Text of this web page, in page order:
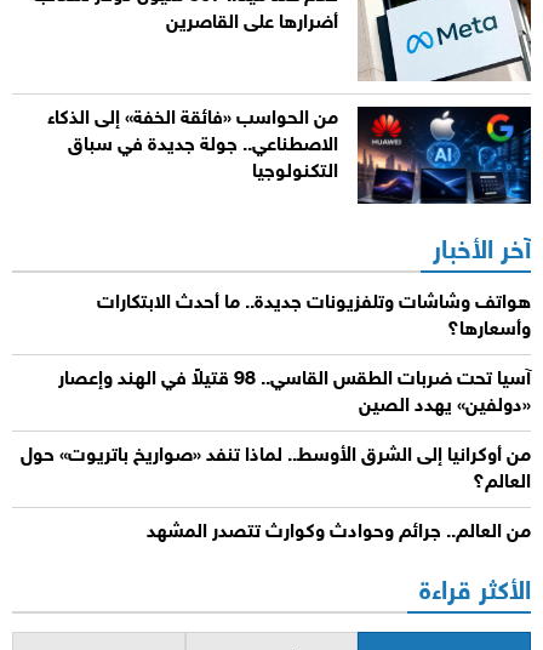
أضرارها على القاصرين
من الحواسب «فائقة الخفة» إلى الذكاء
الاصطناعي.. جولة جديدة في سباق
التكنولوجيا
آخر الأخبار
هواتف وشاشات وتلفزيونات جديدة.. ما أحدث الابتكارات
وأسعارها؟
آسيا تحت ضربات الطقس القاسي.. 98 قتيلاً في الهند وإعصار
«دولفين» يهدد الصين
من أوكرانيا إلى الشرق الأوسط.. لماذا تنفد «صواريخ باتريوت» حول
العالم؟
من العالم.. جرائم وحوادث وكوارث تتصدر المشهد
الأكثر قراءة